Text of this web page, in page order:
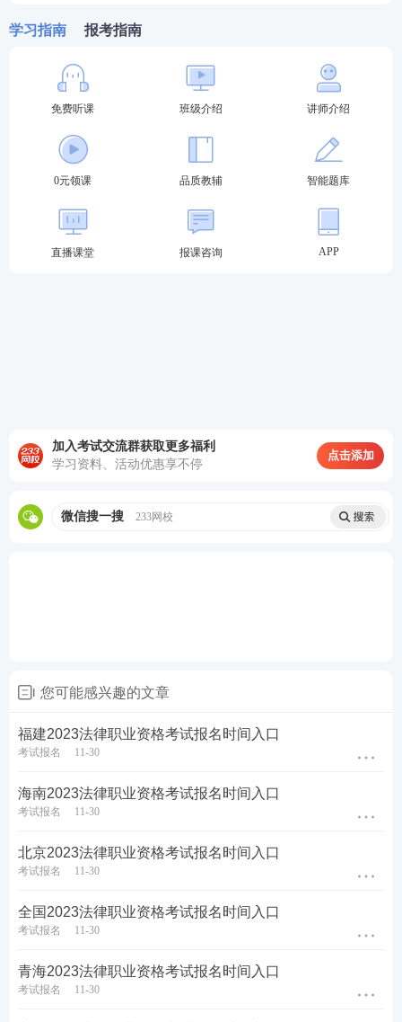
色（红、蓝、白底色均可）正面免冠电子证件照片。
此照片将作为本人准考证、考试成绩通知单、法律职
业资格申请表、法律职业资格证书唯一使用照片。
6.司法行政机关要求的其他材料。
报名人员填报虚假信息或以其他方式骗取报名的，司
行为处理办法》等规定进行处理。
法考报名照片>>免费处理
（3）照片人像须显示双肩、双耳，露双眉，头部占照
（4）照片人像不得佩戴饰品，不得佩戴可能遮挡眼
（5）照片人像应尽量着正装，不得着制式服装(不得
学习指南 报考指南
免费听课 班级介绍 讲师介绍
0元领课 品质教辅 智能题库
直播课堂 报课咨询 APP
加入考试交流群获取更多福利
学习资料、活动优惠享不停
点击添加
微信搜一搜 233网校
您可能感兴趣的文章
福建2023法律职业资格考试报名时间入口
考试报名 11-30
海南2023法律职业资格考试报名时间入口
考试报名 11-30
北京2023法律职业资格考试报名时间入口
考试报名 11-30
全国2023法律职业资格考试报名时间入口
考试报名 11-30
青海2023法律职业资格考试报名时间入口
考试报名 11-30